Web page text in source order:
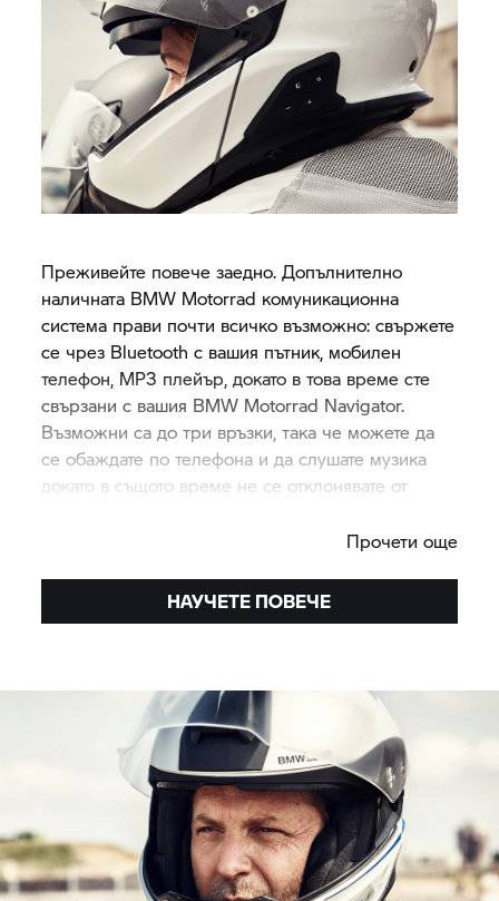
Преживейте повече заедно. Допълнително
наличната BMW Motorrad комуникационна
система прави почти всичко възможно: свържете
се чрез Bluetooth с вашия пътник, мобилен
телефон, MP3 плейър, докато в това време сте
свързани с вашия BMW Motorrad Navigator.
Възможни са до три връзки, така че можете да
се обаждате по телефона и да слушате музика
докато в същото време не се отклонявате от
Прочети още
НАУЧЕТЕ ПОВЕЧЕ